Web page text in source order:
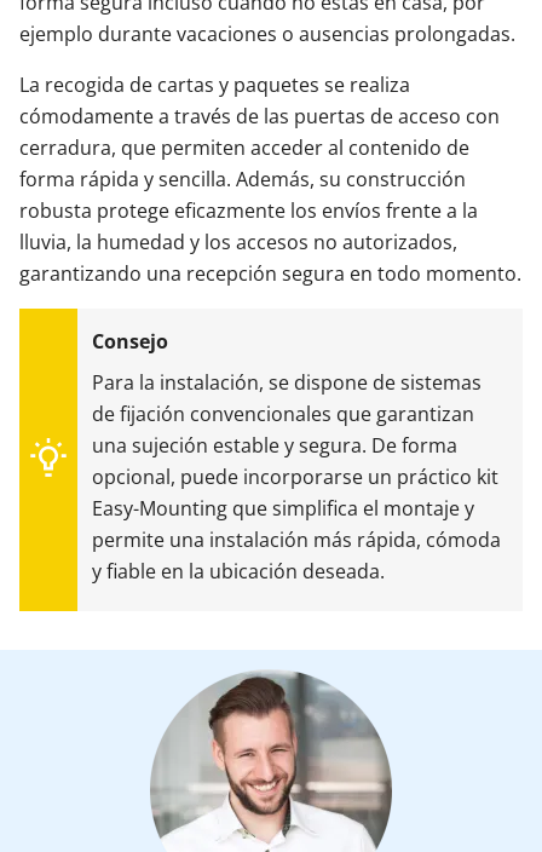
ejemplo durante vacaciones o ausencias prolongadas.
La recogida de cartas y paquetes se realiza
cómodamente a través de las puertas de acceso con
cerradura, que permiten acceder al contenido de
forma rápida y sencilla. Además, su construcción
robusta protege eficazmente los envíos frente a la
lluvia, la humedad y los accesos no autorizados,
garantizando una recepción segura en todo momento.
Para la instalación, se dispone de sistemas
de fijación convencionales que garantizan
una sujeción estable y segura. De forma
opcional, puede incorporarse un práctico kit
Easy-Mounting que simplifica el montaje y
permite una instalación más rápida, cómoda
y fiable en la ubicación deseada.